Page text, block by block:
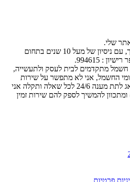
שלי.
אני עמית מתן חשמלאי מוסמך, עם ניסיון של מעל 10 שנים בתחום
: 994615.
חשמל מתקדמים לבית לעסק ולתעשייה,
החשמל, אני לא מתפשר על שירות
ומקצועיות עבור לקוחותיי ודואג לתת מענה 24/6 לכל שאלה ותקלה אני
להמשיך לספק להם שירות זמין
פרטיות